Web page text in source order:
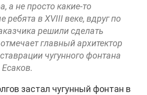
а не просто какие-то
ребята в XVIII веке, вдруг по
решили сделать
главный архитектор
чугунного фонтана
застал чугунный фонтан в